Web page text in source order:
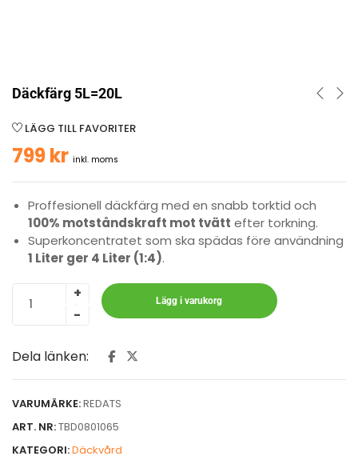
Däckfärg 5L=20L
LÄGG TILL FAVORITER
799kr inkl. moms
Proffesionell däckfärg med en snabb torktid och
100% motståndskraft mot tvätt efter torkning.
Superkoncentratet som ska spädas före användning
1 Liter ger 4 Liter (1:4).
Lägg i varukorg
Dela länken:
VARUMÄRKE:REDATS
ART. NR:TBD0801065
KATEGORI:Däckvård